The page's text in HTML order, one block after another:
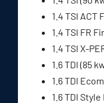
1.4 TSI ACT
1.4 TSI FR
1.4 TSI X-
1.6 TDI (85
1.6 TDI
1.6 TDI